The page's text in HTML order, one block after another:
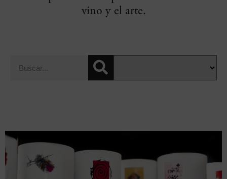
vino y el arte.